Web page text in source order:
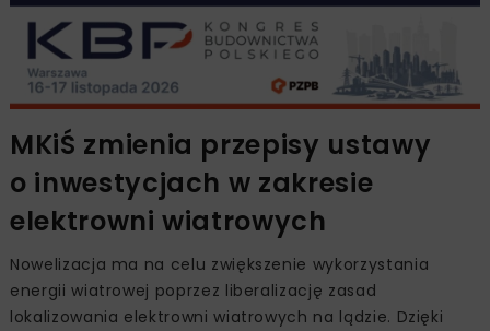
MKiŚ zmienia przepisy ustawy
o inwestycjach w zakresie
elektrowni wiatrowych
Nowelizacja ma na celu zwiększenie wykorzystania
energii wiatrowej poprzez liberalizację zasad
lokalizowania elektrowni wiatrowych na lądzie. Dzięki